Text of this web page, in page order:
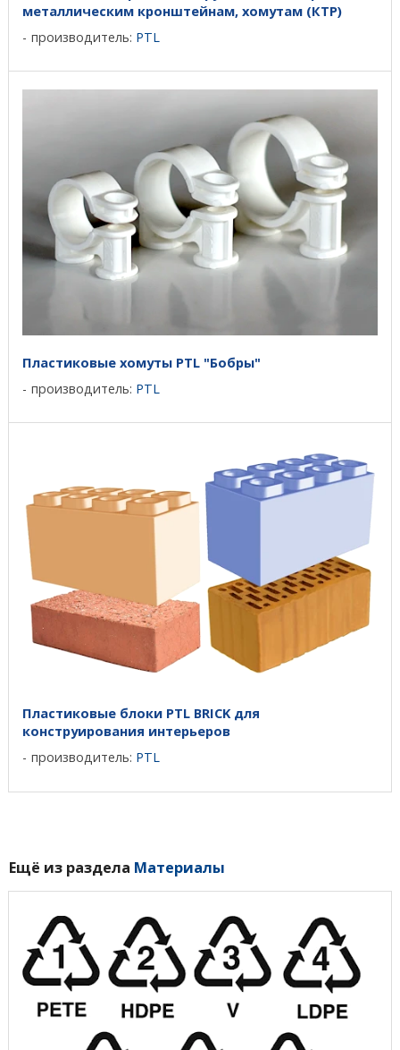
металлическим кронштейнам, хомутам (КТР)
производитель: PTL
Пластиковые хомуты PTL "Бобры"
производитель: PTL
Пластиковые блоки PTL BRICK для
конструирования интерьеров
производитель: PTL
Ещё из раздела Материалы